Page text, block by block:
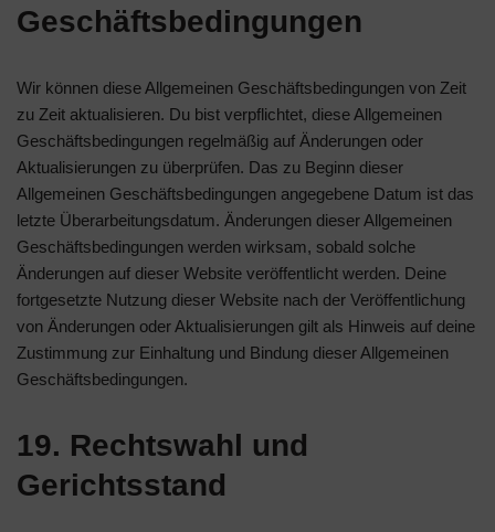
Geschäftsbedingungen
Wir können diese Allgemeinen Geschäftsbedingungen von Zeit
zu Zeit aktualisieren. Du bist verpflichtet, diese Allgemeinen
Geschäftsbedingungen regelmäßig auf Änderungen oder
Aktualisierungen zu überprüfen. Das zu Beginn dieser
Allgemeinen Geschäftsbedingungen angegebene Datum ist das
letzte Überarbeitungsdatum. Änderungen dieser Allgemeinen
Geschäftsbedingungen werden wirksam, sobald solche
Änderungen auf dieser Website veröffentlicht werden. Deine
fortgesetzte Nutzung dieser Website nach der Veröffentlichung
von Änderungen oder Aktualisierungen gilt als Hinweis auf deine
Zustimmung zur Einhaltung und Bindung dieser Allgemeinen
Geschäftsbedingungen.
19. Rechtswahl und
Gerichtsstand